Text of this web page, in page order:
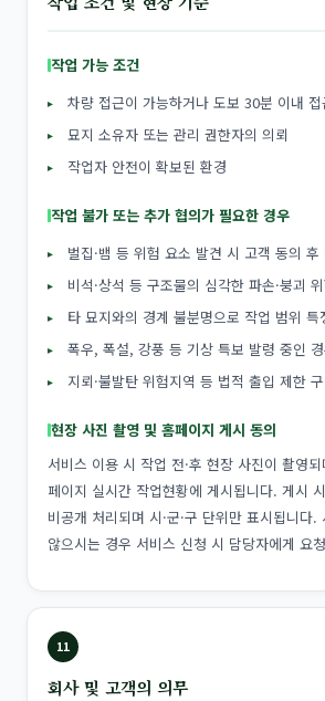
작업 가능 조건
차량 접근이 가능하거나 도보 30분 이내
묘지 소유자 또는 관리 권한자의 의뢰
작업자 안전이 확보된 환경
작업 불가 또는 추가 협의가 필요한 경우
벌집·뱀 등 위험 요소 발견 시 고객 동의
비석·상석 등 구조물의 심각한 파손·붕괴
타 묘지와의 경계 불분명으로 작업 범위 특
폭우, 폭설, 강풍 등 기상 특보 발령 중인
지뢰·불발탄 위험지역 등 법적 출입 제한
현장 사진 촬영 및 홈페이지 게시 동의
서비스 이용 시 작업 전·후 현장 사진이 촬영
페이지 실시간 작업현황에 게시됩니다. 게시
비공개 처리되며 시·군·구 단위만 표시됩니다.
않으시는 경우 서비스 신청 시 담당자에게 요
11
회사 및 고객의 의무